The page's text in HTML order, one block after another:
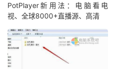
PotPlayer新用法：电脑看电
视、全球8000+直播源、高清